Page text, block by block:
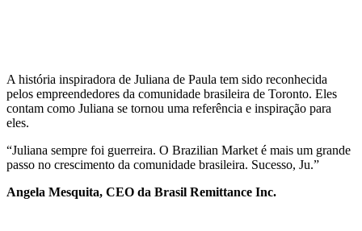
A história inspiradora de Juliana de Paula tem sido reconhecida
pelos empreendedores da comunidade brasileira de Toronto. Eles
contam como Juliana se tornou uma referência e inspiração para
eles.
“Juliana sempre foi guerreira. O Brazilian Market é mais um grande
passo no crescimento da comunidade brasileira. Sucesso, Ju.”
Angela Mesquita, CEO da Brasil Remittance Inc.